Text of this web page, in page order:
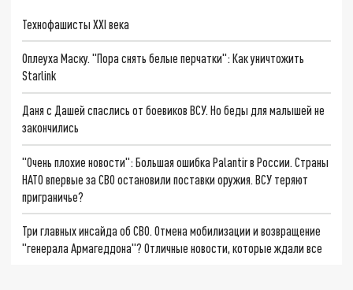
Технофашисты XXI века
Оплеуха Маску. "Пора снять белые перчатки": Как уничтожить
Starlink
Даня с Дашей спаслись от боевиков ВСУ. Но беды для малышей не
закончились
"Очень плохие новости": Большая ошибка Palantir в России. Страны
НАТО впервые за СВО остановили поставки оружия. ВСУ теряют
приграничье?
Три главных инсайда об СВО. Отмена мобилизации и возвращение
"генерала Армагеддона"? Отличные новости, которые ждали все